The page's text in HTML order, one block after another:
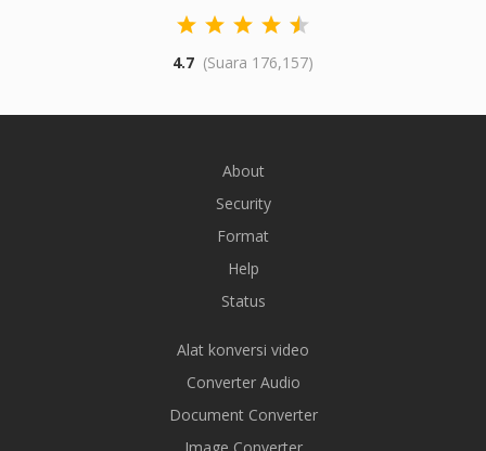
4.7 (Suara 176,157)
About
Security
Format
Help
Status
Alat konversi video
Converter Audio
Document Converter